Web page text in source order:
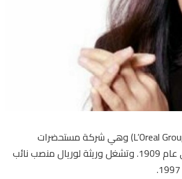
ويرجع جزء كبير من ثروة فرانسواز لميراثها من شركة لوريال (L’Oreal Groupe) وهي شركة مستحضرات
التجميل الفرنسية التي أسسها جدها الكيميائي يوجين شويلر في عام 1909. وتشغل وريثة لوريال منصب نائب